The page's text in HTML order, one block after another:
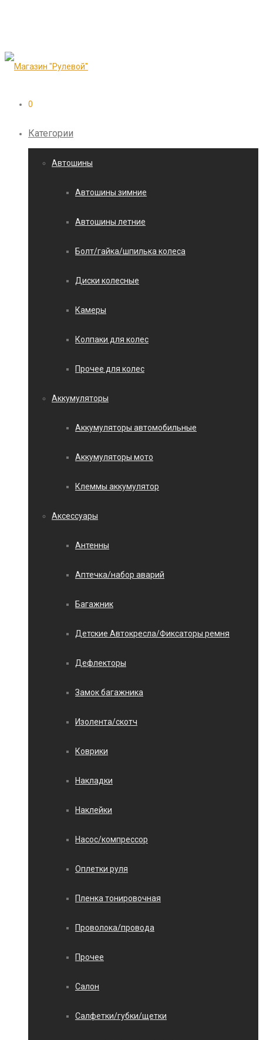
0
Категории
Автошины
Автошины зимние
Автошины летние
Болт/гайка/шпилька колеса
Диски колесные
Камеры
Колпаки для колес
Прочее для колес
Аккумуляторы
Аккумуляторы автомобильные
Аккумуляторы мото
Клеммы аккумулятор
Аксессуары
Антенны
Аптечка/набор аварий
Багажник
Детские Автокресла/Фиксаторы ремня
Дефлекторы
Замок багажника
Изолента/скотч
Коврики
Накладки
Наклейки
Насос/компрессор
Оплетки руля
Пленка тонировочная
Проволока/провода
Прочее
Салон
Салфетки/губки/щетки